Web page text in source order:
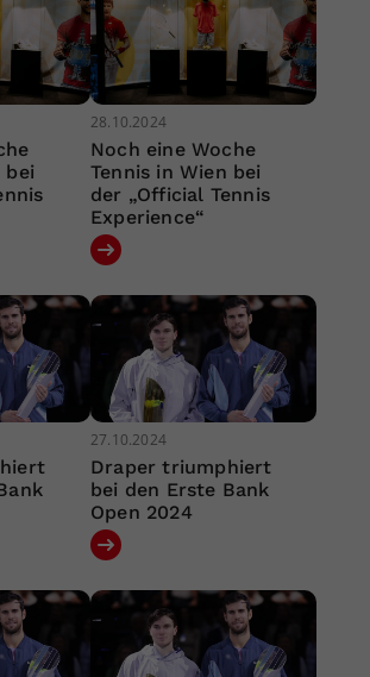
bei
28.10.2024
Noch eine Woche
Tennis in Wien bei
der „Official Tennis
Experience“
27.10.2024
Draper triumphiert
bei den Erste Bank
Open 2024